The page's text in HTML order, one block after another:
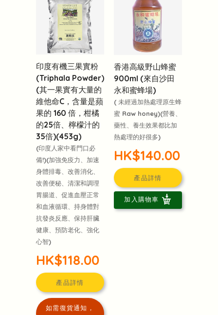
印度有機三果實粉
(Triphala Powder)
(其一果實有大量的
維他命C，含量是蘋
果的 160 倍，柑橘
的25倍、檸檬汁的
35倍)(453g)
(印度人家中看門口必
備!)(加強免疫力、加速
身體排毒、改善消化、
改善便秘、清潔和調理
胃腸道、促進血壓正常
和血液循環、持身體對
抗發炎反應、保持肝臟
健康、預防老化、強化
心智)
HK$118.00
產品詳情
如需復貨通知，
香港高級野山蜂蜜
900ml (來自沙田
永和蜜蜂場)
( 未經過加熱處理原生蜂
蜜 Raw honey)(營養、
藥性、養生效果都比加
熱處理的好很多)
HK$140.00
產品詳情
加入購物車